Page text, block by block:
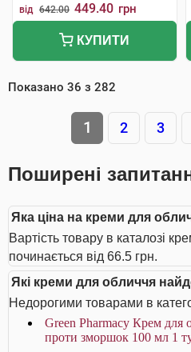
від 642.00 449.40 грн
КУПИТИ
Показано 36 з 282
1 2 3
Поширені
Яка ціна на креми для
Вартість товару в каталозі
починається від 66.5 грн.
Які креми для обличчя
Недорогими товарами в
Green Pharmacy Крем
проти зморшок 100 мл 1